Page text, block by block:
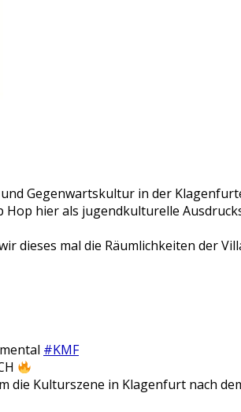
Gegenwartskultur in der
hier als jugendkulturelle
dieses mal die Räumlichkeiten der
#KMF
die Kulturszene in Klagenfurt nach